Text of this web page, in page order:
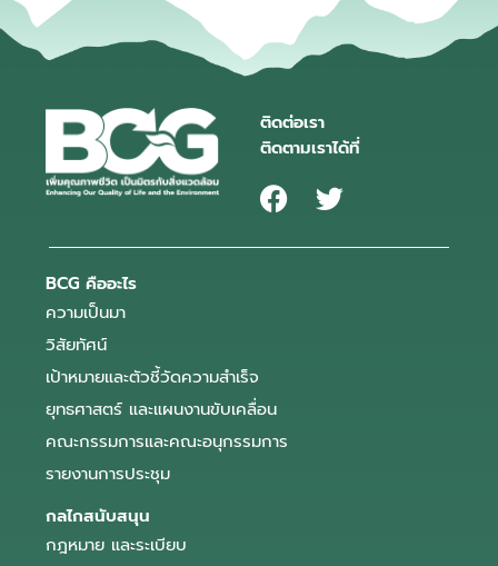
ติดต่อเรา
ติดตามเราได้ที่
BCG คืออะไร
ความเป็นมา
วิสัยทัศน์
เป้าหมายและตัวชี้วัดความสำเร็จ
ยุทธศาสตร์ และแผนงานขับเคลื่อน
คณะกรรมการและคณะอนุกรรมการ
รายงานการประชุม
กลไกสนับสนุน
กฎหมาย และระเบียบ